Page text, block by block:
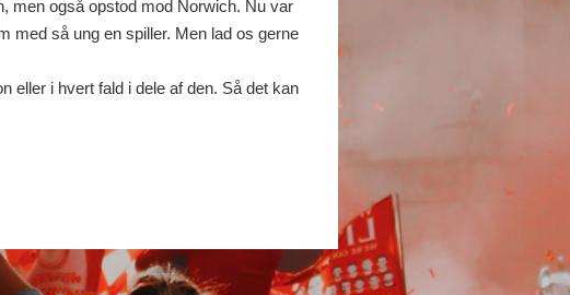
men også opstod mod Norwich. Nu var
med så ung en spiller. Men lad os gerne
eller i hvert fald i dele af den. Så det kan